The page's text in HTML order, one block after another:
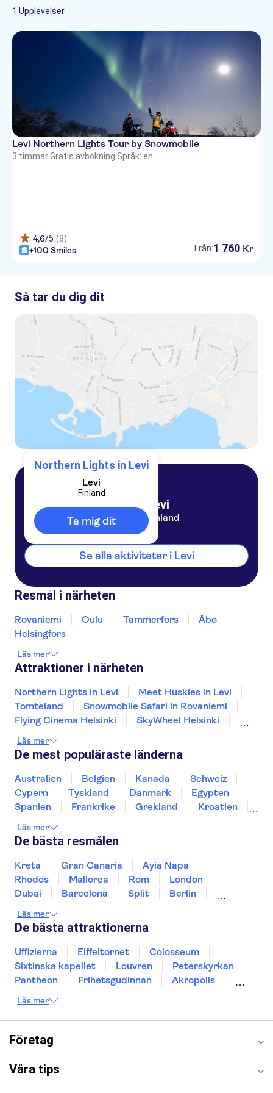
1585, 99130 Kittilä, Finland
Reindeer Manor
Hotel Levi Panorama
1 Upplevelser
Levi Northern Lights Tour by Snowmobile
3 timmar·Gratis avbokning·Språk: en
4,6/5 (8)
+100 Smiles
Från:1 760 Kr
Så tar du dig dit
Northern Lights in Levi
Levi
Finland
Ta mig dit
Levi
Finland
Se alla aktiviteter i Levi
Resmål i närheten
Rovaniemi Oulu Tammerfors
Åbo
Helsingfors
Läs mer
Attraktioner i närheten
Northern Lights in Levi
Meet Huskies in Levi
Tomteland
Snowmobile Safari in Rovaniemi
Flying Cinema Helsinki
SkyWheel Helsinki
Meet Reindeers in Rovaniemi
Northern Lights in Rovaniemi
Helsingfors domkyrka
Läs mer
De mest populäraste länderna
Australien Belgien Kanada
Schweiz
Cypern
Tyskland Danmark
Egypten
Spanien
Frankrike Grekland
Kroatien
Sverige
Thailand
Läs mer
De bästa resmålen
Kreta Gran Canaria
Ayia Napa
Rhodos
Mallorca Rom
London
Dubai
Barcelona Split
Berlin
Gdansk
Oslo
Helsingborg
Läs mer
De bästa attraktionerna
Uffizierna Eiffeltornet
Colosseum
Sixtinska kapellet
Louvren
Peterskyrkan
Pantheon
Frihetsgudinnan
Akropolis
Burj Khalifa
Saltgruvan i Wieliczka
Alhambra
Caminito del Rey
London Dungeon
Läs mer
Företag
Våra tips